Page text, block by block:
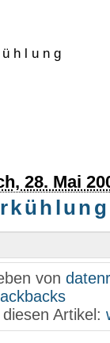
28. Mai
von
Artikel: